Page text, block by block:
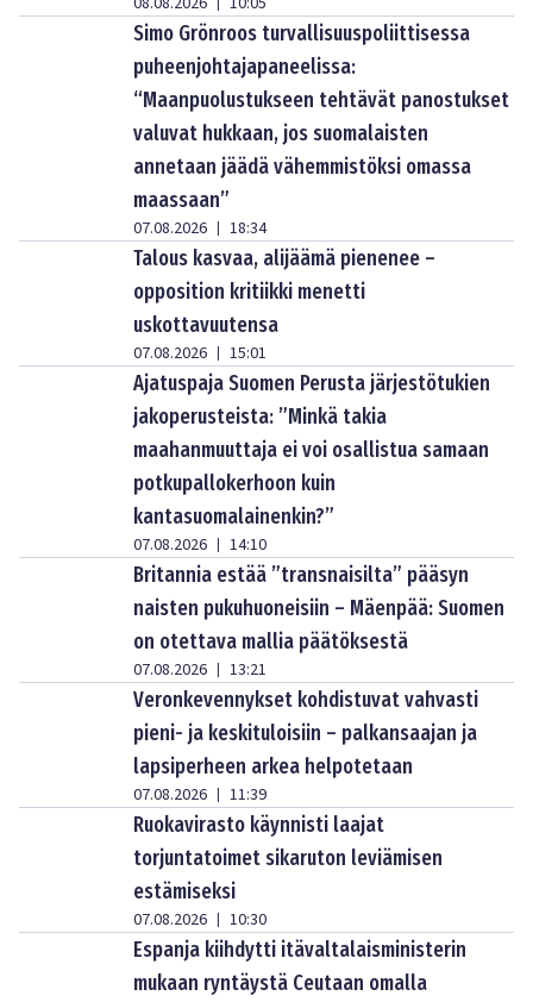
Simo Grönroos turvallisuuspoliittisessa
puheenjohtajapaneelissa:
“Maanpuolustukseen tehtävät panostukset
valuvat hukkaan, jos suomalaisten
annetaan jäädä vähemmistöksi omassa
maassaan”
07.08.2026 | 18:34
Talous kasvaa, alijäämä pienenee –
opposition kritiikki menetti
uskottavuutensa
07.08.2026 | 15:01
Ajatuspaja Suomen Perusta järjestötukien
jakoperusteista: ”Minkä takia
maahanmuuttaja ei voi osallistua samaan
potkupallokerhoon kuin
kantasuomalainenkin?”
07.08.2026 | 14:10
Britannia estää ”transnaisilta” pääsyn
naisten pukuhuoneisiin – Mäenpää: Suomen
on otettava mallia päätöksestä
07.08.2026 | 13:21
Veronkevennykset kohdistuvat vahvasti
pieni- ja keskituloisiin – palkansaajan ja
lapsiperheen arkea helpotetaan
07.08.2026 | 11:39
Ruokavirasto käynnisti laajat
torjuntatoimet sikaruton leviämisen
estämiseksi
07.08.2026 | 10:30
Espanja kiihdytti itävaltalaisministerin
mukaan ryntäystä Ceutaan omalla